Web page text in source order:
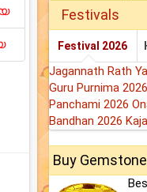
Festivals
Festival 2026
Jagannath Rath
Guru Purnima 2026
Panchami 2026
Bandhan 2026
Buy